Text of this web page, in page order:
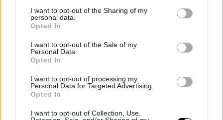
I want to opt-out of the Sharing of my
personal data.
Opted In
I want to opt-out of the Sale of my
Personal Data.
Opted In
I want to opt-out of processing my
Personal Data for Targeted Advertising.
Opted In
I want to opt-out of Collection, Use,
Actualmente, el escolta está firmando el
mejor
promedio ofensivo de su carrera gracias a sus 23.6
presentó Vince Carter (23.4) a lo largo de su etapa en